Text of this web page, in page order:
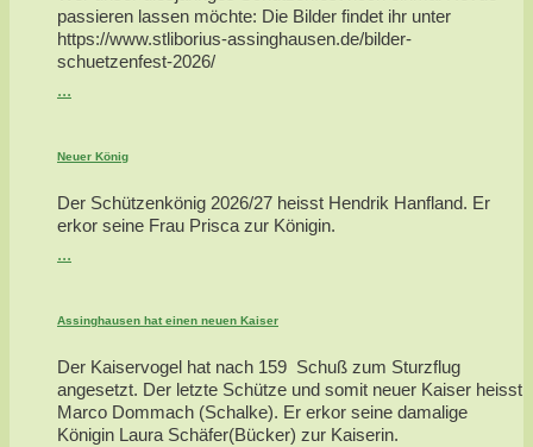
passieren lassen möchte: Die Bilder findet ihr unter
https://www.stliborius-assinghausen.de/bilder-
schuetzenfest-2026/
...
Neuer König
Der Schützenkönig 2026/27 heisst Hendrik Hanfland. Er
erkor seine Frau Prisca zur Königin.
...
Assinghausen hat einen neuen Kaiser
Der Kaiservogel hat nach 159 Schuß zum Sturzflug
angesetzt. Der letzte Schütze und somit neuer Kaiser heisst
Marco Dommach (Schalke). Er erkor seine damalige
Königin Laura Schäfer(Bücker) zur Kaiserin.